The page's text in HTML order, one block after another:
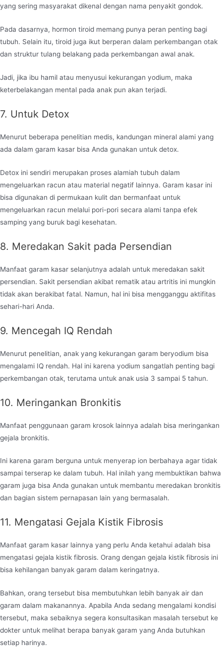
yang sering masyarakat dikenal dengan nama penyakit gondok.
Pada dasarnya, hormon tiroid memang punya peran penting bagi
tubuh. Selain itu, tiroid juga ikut berperan dalam perkembangan otak
dan struktur tulang belakang pada perkembangan awal anak.
Jadi, jika ibu hamil atau menyusui kekurangan yodium, maka
keterbelakangan mental pada anak pun akan terjadi.
7. Untuk Detox
Menurut beberapa penelitian medis, kandungan mineral alami yang
ada dalam garam kasar bisa Anda gunakan untuk detox.
Detox ini sendiri merupakan proses alamiah tubuh dalam
mengeluarkan racun atau material negatif lainnya. Garam kasar ini
bisa digunakan di permukaan kulit dan bermanfaat untuk
mengeluarkan racun melalui pori-pori secara alami tanpa efek
samping yang buruk bagi kesehatan.
8. Meredakan Sakit pada Persendian
Manfaat garam kasar selanjutnya adalah untuk meredakan sakit
persendian. Sakit persendian akibat rematik atau artritis ini mungkin
tidak akan berakibat fatal. Namun, hal ini bisa mengganggu aktifitas
sehari-hari Anda.
9. Mencegah IQ Rendah
Menurut penelitian, anak yang kekurangan garam beryodium bisa
mengalami IQ rendah. Hal ini karena yodium sangatlah penting bagi
perkembangan otak, terutama untuk anak usia 3 sampai 5 tahun.
10. Meringankan Bronkitis
Manfaat penggunaan garam krosok lainnya adalah bisa meringankan
gejala bronkitis.
Ini karena garam berguna untuk menyerap ion berbahaya agar tidak
sampai terserap ke dalam tubuh. Hal inilah yang membuktikan bahwa
garam juga bisa Anda gunakan untuk membantu meredakan bronkitis
dan bagian sistem pernapasan lain yang bermasalah.
11. Mengatasi Gejala Kistik Fibrosis
Manfaat garam kasar lainnya yang perlu Anda ketahui adalah bisa
mengatasi gejala kistik fibrosis. Orang dengan gejala kistik fibrosis ini
bisa kehilangan banyak garam dalam keringatnya.
Bahkan, orang tersebut bisa membutuhkan lebih banyak air dan
garam dalam makanannya. Apabila Anda sedang mengalami kondisi
tersebut, maka sebaiknya segera konsultasikan masalah tersebut ke
dokter untuk melihat berapa banyak garam yang Anda butuhkan
setiap harinya.